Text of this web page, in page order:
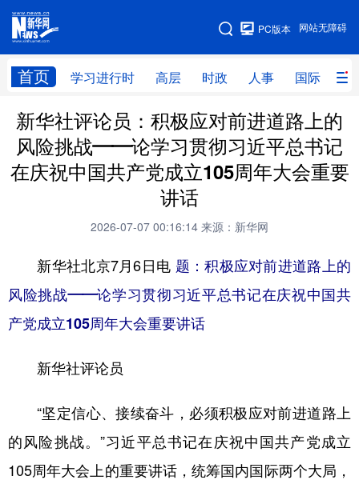
网站无障碍
PC版本
首页 学习进行时 高层 时政 人事 国际 财
网站地图
学习进行时 高层 时政 人事
国际 财经 网评 港澳
科创 量子
访谈 视频 图片 政务
法律 中央文件
城市 旅游 能源 会展
新华社评论员：积极应对前进道路上的
风险挑战——论学习贯彻习近平总书记
在庆祝中国共产党成立105周年大会重要
讲话
2026-07-07 00:16:14 来源：新华网
新华社北京7月6日电 题：积极应对前进道路上的
风险挑战——论学习贯彻习近平总书记在庆祝中国共
产党成立105周年大会重要讲话
新华社评论员
“坚定信心、接续奋斗，必须积极应对前进道路上
的风险挑战。”习近平总书记在庆祝中国共产党成立
105周年大会上的重要讲话，统筹国内国际两个大局，